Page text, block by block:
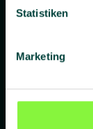
Statistiken
Marketing
Blog